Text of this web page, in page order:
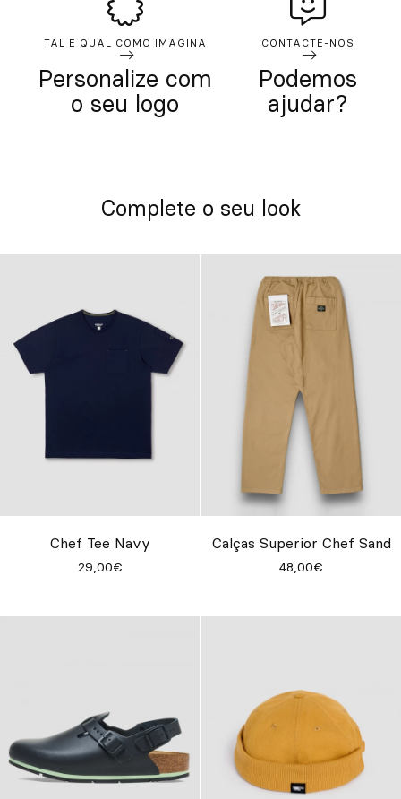
TAL E QUAL COMO IMAGINA
Personalize com
o seu logo
CONTACTE-NOS
Podemos
ajudar?
Complete o seu look
Chef Tee Navy
29,00€
Calças Superior Chef Sand
48,00€